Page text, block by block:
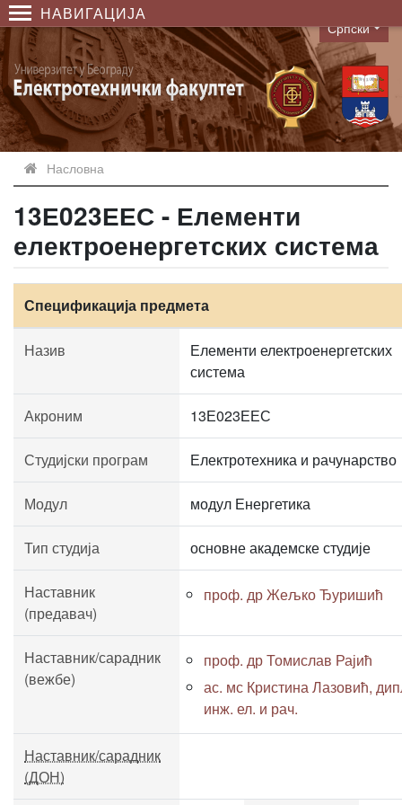
НАВИГАЦИЈА
Language
Српски
Насловна
13Е023ЕЕС - Елементи
електроенергетских система
Спецификација предмета
Назив
Елементи електроенергетских
система
Акроним 13Е023ЕЕС
Студијски програм Електротехника и рачунарство
Модул модул Енергетика
Тип студија основне академске студије
Наставник
(предавач)
проф. др Жељко Ђуришић
Наставник/сарадник
(вежбе)
проф. др Томислав Рајић
ас. мс Кристина Лазовић,
инж. ел. и рач.
Наставник/сарадник
(ДОН)